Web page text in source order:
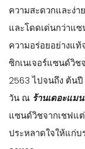
ความสะดวกและง่
และโดดเด่นกว่าแ
ความอร่อยอย่างแท้
ซิกเนเจอร์แซนด์วิช
2563 ไปจนถึง ต้น
วัน ณ ร้านเดอะแม
แซนด์วิชจากเชฟแ
ประหลาดใจให้แก่